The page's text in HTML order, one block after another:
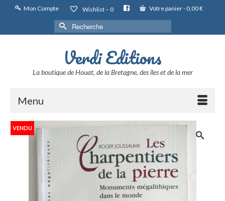
Mon Compte Wishlist – 0 Votre panier- 0,00€
Rechercher :
Verdi Editions
La boutique de Houat, de la Bretagne, des îles et de la mer
Menu
VENDU